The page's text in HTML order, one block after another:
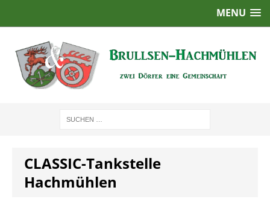
MENU
CLASSIC-Tankstelle
Hachmühlen